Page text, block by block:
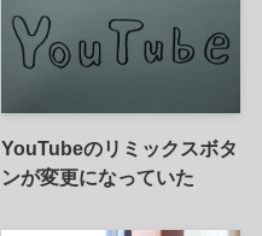
YouTubeのリミックスボタ
ンが変更になっていた